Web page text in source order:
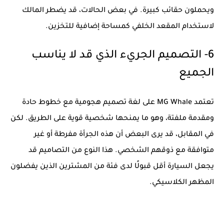
ويحملون حقائب كبيرة. في بعض الحالات، قد يضطر المالك
لاستخدام المقعد الخلفي كمساحة إضافية للتخزين.
6- التصميم الجريء الذي قد لا يناسب
الجميع
تعتمد MG Whale على لغة تصميم هجومية مع خطوط حادة
ومقدمة ملفتة، وهو ما يمنحها شخصية قوية على الطريق. لكن
في المقابل، قد يرى البعض أن هذه الجرأة مفرطة أو غير
متوافقة مع ذوقهم الشخصي. هذا النوع من التصاميم قد
يجعل السيارة أقل قبولًا لدى فئة من المشترين الذين يفضلون
المظهر الكلاسيكي.